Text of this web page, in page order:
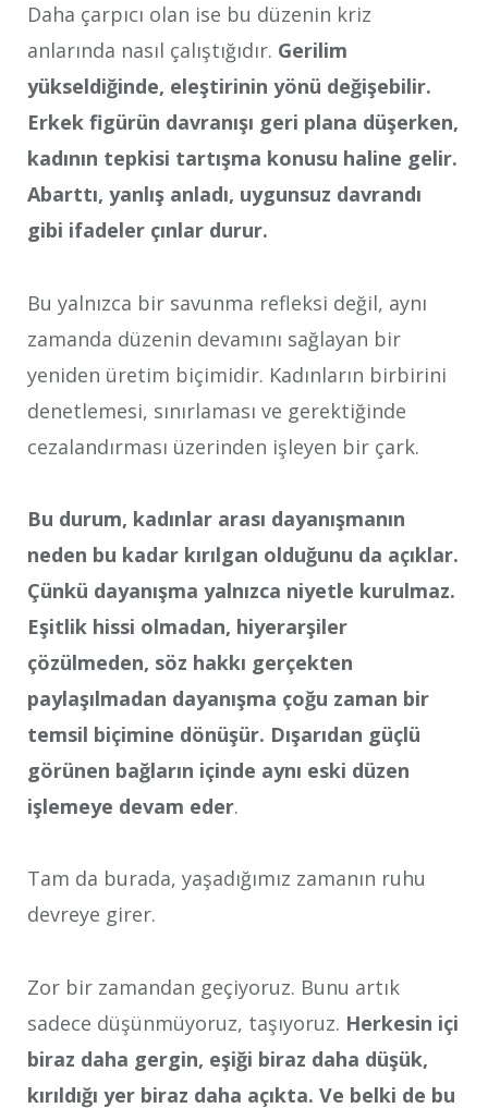
Daha çarpıcı olan ise bu düzenin kriz
anlarında nasıl çalıştığıdır. Gerilim
yükseldiğinde, eleştirinin yönü değişebilir.
Erkek figürün davranışı geri plana düşerken,
kadının tepkisi tartışma konusu haline gelir.
Abarttı, yanlış anladı, uygunsuz davrandı
gibi ifadeler çınlar durur.
Bu yalnızca bir savunma refleksi değil, aynı
zamanda düzenin devamını sağlayan bir
yeniden üretim biçimidir. Kadınların birbirini
denetlemesi, sınırlaması ve gerektiğinde
cezalandırması üzerinden işleyen bir çark.
Bu durum, kadınlar arası dayanışmanın
neden bu kadar kırılgan olduğunu da açıklar.
Çünkü dayanışma yalnızca niyetle kurulmaz.
Eşitlik hissi olmadan, hiyerarşiler
çözülmeden, söz hakkı gerçekten
paylaşılmadan dayanışma çoğu zaman bir
temsil biçimine dönüşür. Dışarıdan güçlü
görünen bağların içinde aynı eski düzen
işlemeye devam eder.
Tam da burada, yaşadığımız zamanın ruhu
devreye girer.
Zor bir zamandan geçiyoruz. Bunu artık
sadece düşünmüyoruz, taşıyoruz. Herkesin içi
biraz daha gergin, eşiği biraz daha düşük,
kırıldığı yer biraz daha açıkta. Ve belki de bu